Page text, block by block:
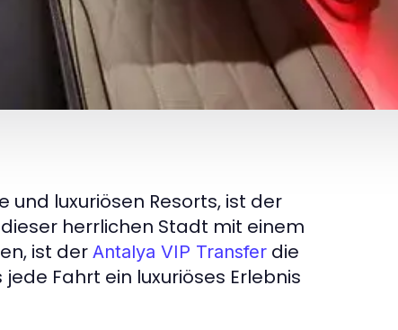
luxuriösen Resorts, ist der
dieser herrlichen Stadt mit einem
ist der Antalya VIP Transfer die
Fahrt ein luxuriöses Erlebnis